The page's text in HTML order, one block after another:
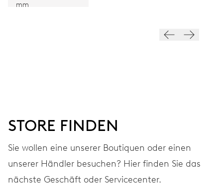
mm
STORE FINDEN
Sie wollen eine unserer Boutiquen oder einen
unserer Händler besuchen? Hier finden Sie das
nächste Geschäft oder Servicecenter.